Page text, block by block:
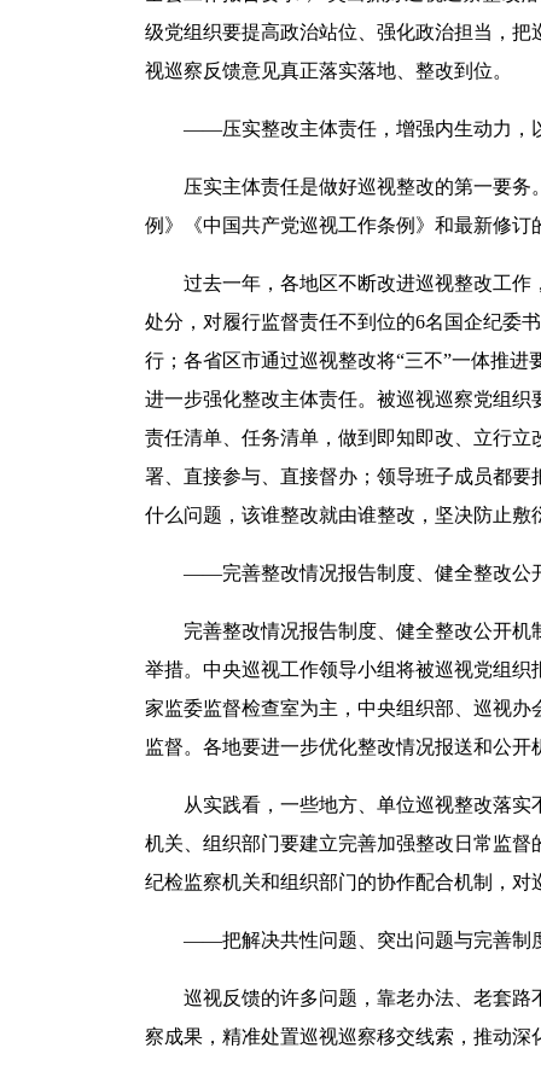
级党组织要提高政治站位、强化政治担当，
视巡察反馈意见真正落实落地、整改到位。
——压实整改主体责任，增强内生动力，
压实主体责任是做好巡视整改的第一要务
例》《中国共产党巡视工作条例》和最新修
过去一年，各地区不断改进巡视整改工作
处分，对履行监督责任不到位的6名国企纪委
行；各省区市通过巡视整改将“三不”一体推
进一步强化整改主体责任。被巡视巡察党组
责任清单、任务清单，做到即知即改、立行
署、直接参与、直接督办；领导班子成员都
什么问题，该谁整改就由谁整改，坚决防止
——完善整改情况报告制度、健全整改公
完善整改情况报告制度、健全整改公开机
举措。中央巡视工作领导小组将被巡视党组
家监委监督检查室为主，中央组织部、巡视
监督。各地要进一步优化整改情况报送和公开
从实践看，一些地方、单位巡视整改落实
机关、组织部门要建立完善加强整改日常监
纪检监察机关和组织部门的协作配合机制，
——把解决共性问题、突出问题与完善制度
巡视反馈的许多问题，靠老办法、老套路
察成果，精准处置巡视巡察移交线索，推动